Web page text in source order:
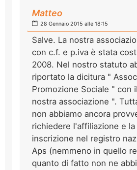
Matteo
28 Gennaio 2015 alle 18:15
Salve. La nostra
con c.f. e p.iva è stata
2008. Nel nostro statuto
riportato la dicitura "
Promozione Sociale " con
nostra associazione ".
non abbiamo ancora
richiedere l'affiliazione e
inscrizione nel registro
Aps (nemmeno in quello
quanto di fatto non ne